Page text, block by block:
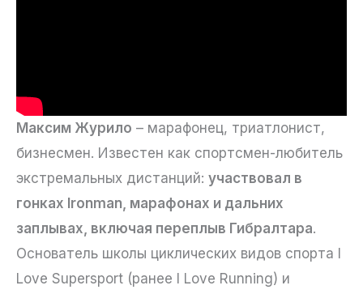
Максим Журило – марафонец, триатлонист,
бизнесмен. Известен как спортсмен-любитель
экстремальных дистанций: участвовал в
гонках Ironman, марафонах и дальних
заплывах, включая переплыв Гибралтара.
Основатель школы циклических видов спорта I
Love Supersport (ранее I Love Running) и